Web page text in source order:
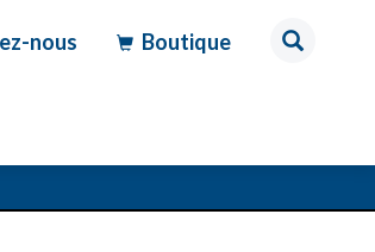
nous Boutique